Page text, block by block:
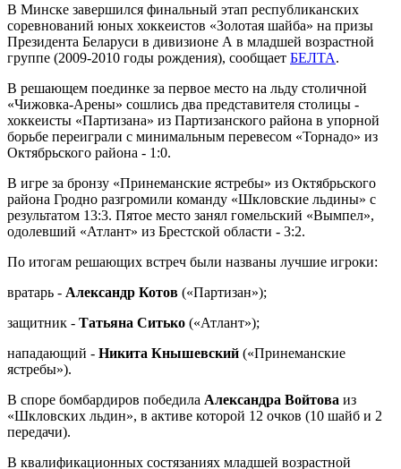
В Минске завершился финальный этап республиканских
соревнований юных хоккеистов «Золотая шайба» на призы
Президента Беларуси в дивизионе А в младшей возрастной
группе (2009-2010 годы рождения), сообщает БЕЛТА.
В решающем поединке за первое место на льду столичной
«Чижовка-Арены» сошлись два представителя столицы -
хоккеисты «Партизана» из Партизанского района в упорной
борьбе переиграли с минимальным перевесом «Торнадо» из
Октябрьского района - 1:0.
В игре за бронзу «Принеманские ястребы» из Октябрьского
района Гродно разгромили команду «Шкловские льдины» с
результатом 13:3. Пятое место занял гомельский «Вымпел»,
одолевший «Атлант» из Брестской области - 3:2.
По итогам решающих встреч были названы лучшие игроки:
вратарь - Александр Котов («Партизан»);
защитник - Татьяна Ситько («Атлант»);
нападающий - Никита Кнышевский («Принеманские
ястребы»).
В споре бомбардиров победила Александра Войтова из
«Шкловских льдин», в активе которой 12 очков (10 шайб и 2
передачи).
В квалификационных состязаниях младшей возрастной